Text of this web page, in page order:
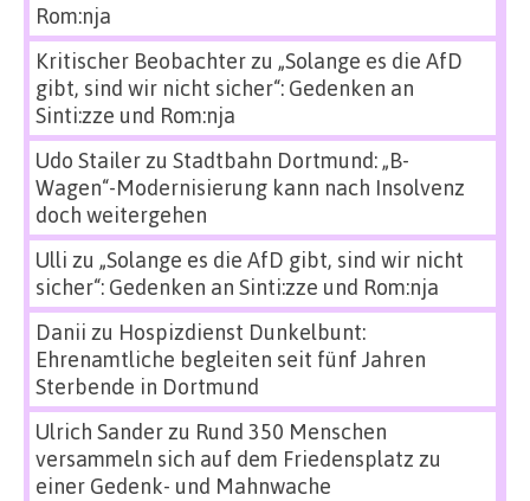
Rom:nja
Kritischer Beobachterzu „Solange es die AfD
gibt, sind wir nicht sicher“: Gedenken an
Sinti:zze und Rom:nja
Udo Stailerzu Stadtbahn Dortmund: „B-
Wagen“-Modernisierung kann nach Insolvenz
doch weitergehen
Ulli zu „Solange es die AfD gibt, sind wir nicht
sicher“: Gedenken an Sinti:zze und Rom:nja
Danii zu Hospizdienst Dunkelbunt:
Ehrenamtliche begleiten seit fünf Jahren
Sterbende in Dortmund
Ulrich Sanderzu Rund 350 Menschen
versammeln sich auf dem Friedensplatz zu
einer Gedenk- und Mahnwache